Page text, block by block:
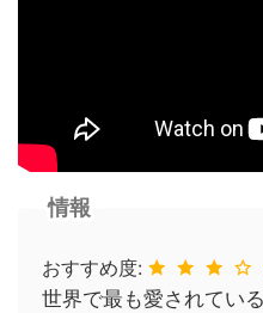
情報
おすすめ度:
世界で最も愛されてい